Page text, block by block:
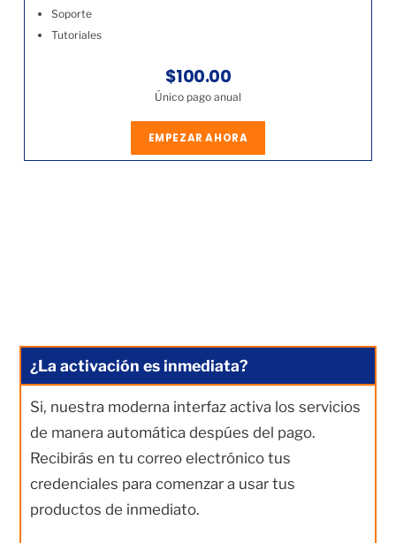
Soporte
Tutoriales
$100.00
Único pago anual
EMPEZAR AHORA
¿La activación es inmediata?
Si, nuestra moderna interfaz activa los servicios
de manera automática despúes del pago.
Recibirás en tu correo electrónico tus
credenciales para comenzar a usar tus
productos de inmediato.